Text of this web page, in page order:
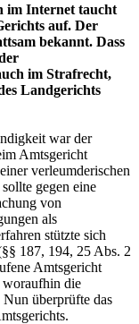
im Internet taucht
auf. Der
bekannt. Dass
im Strafrecht,
Landgerichts
war der
Amtsgericht
verleumderischen
gegen eine
von
als
stützte sich
187, 194, 25 Abs. 2
Amtsgericht
woraufhin die
überprüfte das